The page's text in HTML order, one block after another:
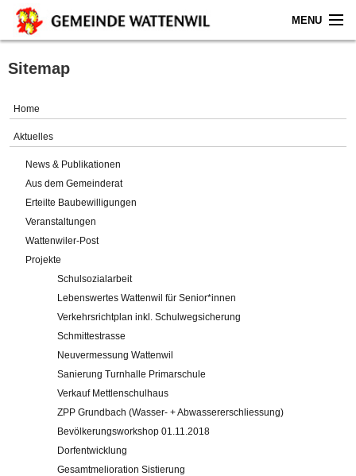
MENU
Home
Gemeinde
Verwaltung
Online-Service
Impressum
Sitemap
Home
Aktuelles
News & Publikationen
Aus dem Gemeinderat
Erteilte Baubewilligungen
Veranstaltungen
Wattenwiler-Post
Projekte
Schulsozialarbeit
Lebenswertes Wattenwil für Senior*innen
Verkehrsrichtplan inkl. Schulwegsicherung
Schmittestrasse
Neuvermessung Wattenwil
Sanierung Turnhalle Primarschule
Verkauf Mettlenschulhaus
ZPP Grundbach (Wasser- + Abwassererschliessung)
Bevölkerungsworkshop 01.11.2018
Dorfentwicklung
Gesamtmelioration Sistierung